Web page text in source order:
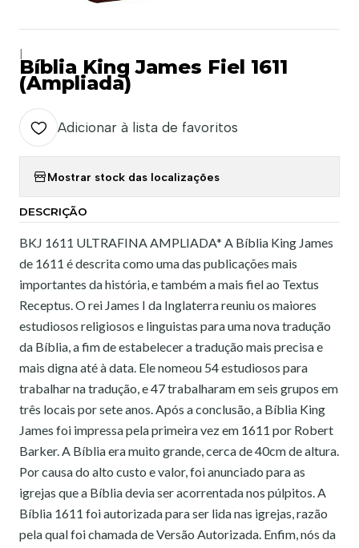
Bíblia King James Fiel 1611
(Ampliada)
Adicionar à lista de favoritos
Mostrar stock das localizações
DESCRIÇÃO
BKJ 1611 ULTRAFINA AMPLIADA* A Bíblia King James
de 1611 é descrita como uma das publicações mais
importantes da história, e também a mais fiel ao Textus
Receptus. O rei James I da Inglaterra reuniu os maiores
estudiosos religiosos e linguistas para uma nova tradução
da Bíblia, a fim de estabelecer a tradução mais precisa e
mais digna até à data. Ele nomeou 54 estudiosos para
trabalhar na tradução, e 47 trabalharam em seis grupos em
três locais por sete anos. Após a conclusão, a Bíblia King
James foi impressa pela primeira vez em 1611 por Robert
Barker. A Bíblia era muito grande, cerca de 40cm de altura.
Por causa do alto custo e valor, foi anunciado para as
igrejas que a Bíblia devia ser acorrentada nos púlpitos. A
Bíblia 1611 foi autorizada para ser lida nas igrejas, razão
pela qual foi chamada de Versão Autorizada. Enfim, nós da